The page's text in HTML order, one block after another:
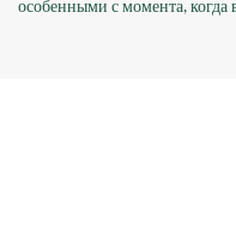
особенными с момента,